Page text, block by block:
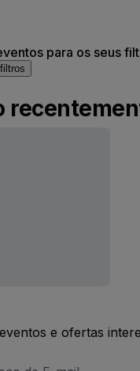
para os seus
e ofertas